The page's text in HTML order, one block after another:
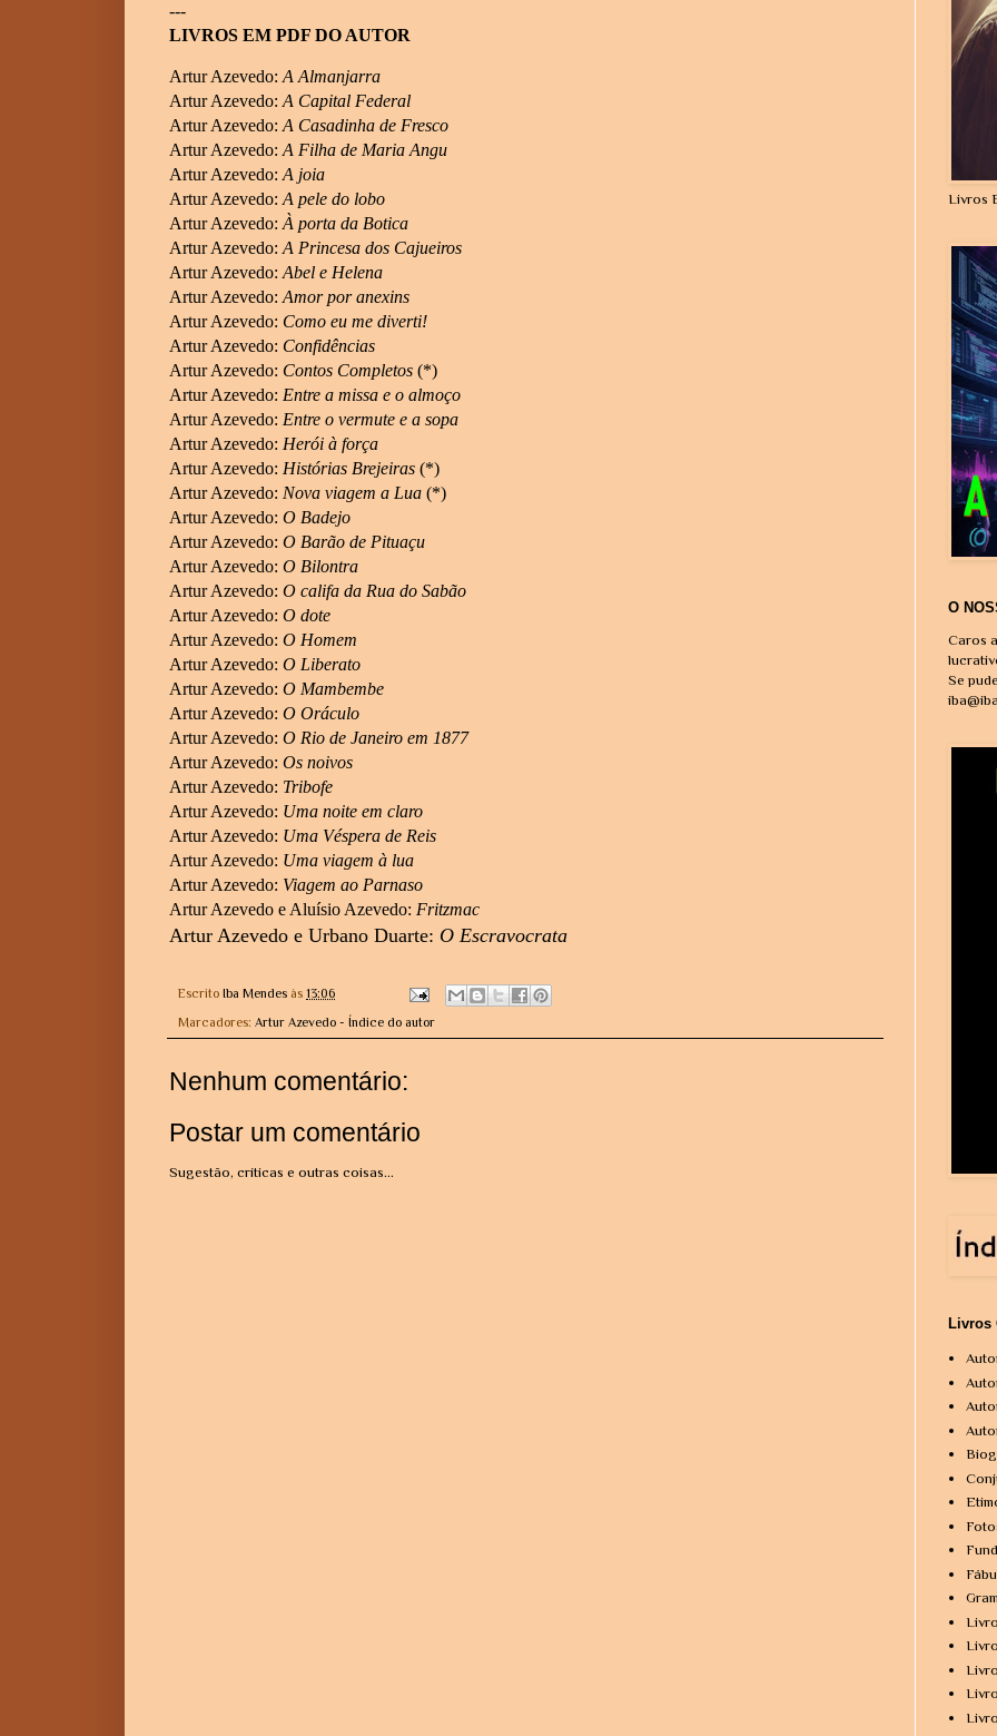
---
LIVROS EM PDF DO AUTOR
Artur Azevedo: A Almanjarra
Artur Azevedo: A Capital Federal
Artur Azevedo: A Casadinha de Fresco
Artur Azevedo: A Filha de Maria Angu
Artur Azevedo: A joia
Artur Azevedo: A pele do lobo
Artur Azevedo: À porta da Botica
Artur Azevedo: A Princesa dos Cajueiros
Artur Azevedo: Abel e Helena
Artur Azevedo: Amor por anexins
Artur Azevedo: Como eu me diverti!
Artur Azevedo: Confidências
Artur Azevedo: Contos Completos (*)
Artur Azevedo: Entre a missa e o almoço
Artur Azevedo: Entre o vermute e a sopa
Artur Azevedo: Herói à força
Artur Azevedo: Histórias Brejeiras (*)
Artur Azevedo: Nova viagem a Lua (*)
Artur Azevedo: O Badejo
Artur Azevedo: O Barão de Pituaçu
Artur Azevedo: O Bilontra
Artur Azevedo: O califa da Rua do Sabão
Artur Azevedo: O dote
Artur Azevedo: O Homem
Artur Azevedo: O Liberato
Artur Azevedo: O Mambembe
Artur Azevedo: O Oráculo
Artur Azevedo: O Rio de Janeiro em 1877
Artur Azevedo: Os noivos
Artur Azevedo: Tribofe
Artur Azevedo: Uma noite em claro
Artur Azevedo: Uma Véspera de Reis
Artur Azevedo: Uma viagem à lua
Artur Azevedo: Viagem ao Parnaso
Artur Azevedo e Aluísio Azevedo: Fritzmac
Artur Azevedo e Urbano Duarte: O Escravocrata
Escrito Iba Mendes às 13:06
Marcadores: Artur Azevedo - Índice do autor
Nenhum comentário:
Postar um comentário
Sugestão, críticas e outras coisas...
Livros
O
Caros
Se
Livros